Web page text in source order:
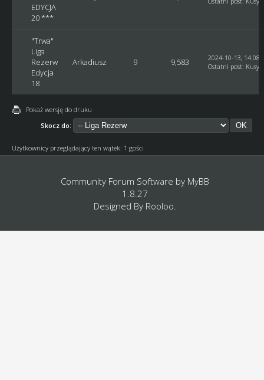
EDYCJA
20 ***
"Trwa"
Liga
Rezerw
Edycja
18
Arkadiusz 9 9,583
2024-10-13,
Ostatni post: Kusy
Pokaż wersję do druku
Skocz do:
Użytkownicy przeglądający ten wątek: 1 gości
Community Forum Software by MyBB
1.8.27
Designed By Rooloo.